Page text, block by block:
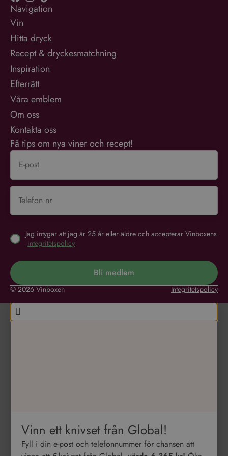
Navigation
Vin
Hitta dryck
Recept & dryckesmatchning
Inspiration
Efterrätt
Våra emblem
Om oss
Kontakta oss
Få tips om nya viner och recept!
Jag intygar att jag är 25 år eller äldre och accepterar Vinboxens
integritetspolicy
Bli medlem
© 2026 Vinboxen Integritetspolicy
Vinn ett knivset från Global!
Fyll i din e-post och telefonnummer för chansen att